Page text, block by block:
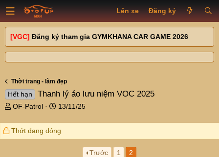
Lên xe Đăng ký
[VGC] Đăng ký tham gia GYMKHANA CAR GAME 2026
Thời trang - làm đẹp
Hết hạn Thanh lý áo lưu niệm VOC 2025
T
r
e
OF-Patrol
N
à
y
13/11/25
Thớt đang đóng
Trước 1 2